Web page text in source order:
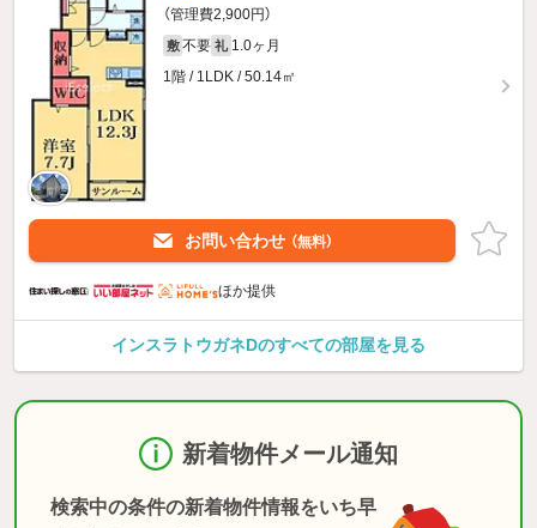
（管理費2,900円）
敷 不要 礼 1.0ヶ月
1階 / 1LDK / 50.14㎡
お問い合わせ （無料）
ほか提供
インスラトウガネDのすべての部屋を見る
新着物件メール通知
検索中の条件の新着物件情報をいち早